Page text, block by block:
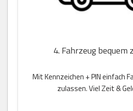
4. Fahrzeug bequem
Mit Kennzeichen + PIN einfach
zulassen. Viel Zeit &